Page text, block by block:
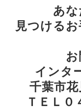
あ
見つける
インタ
千葉市
ＴＥＬ０